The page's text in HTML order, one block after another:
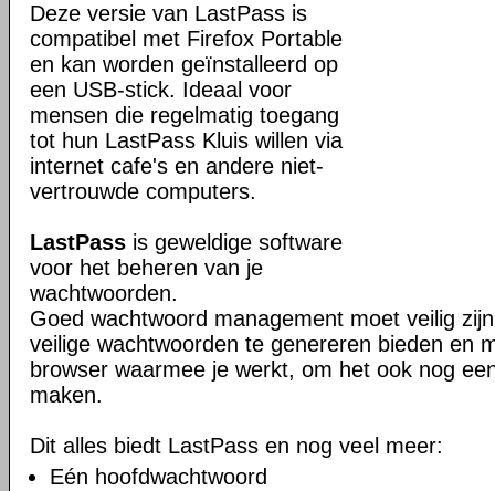
Deze versie van LastPass is
compatibel met Firefox Portable
en kan worden geïnstalleerd op
een USB-stick. Ideaal voor
mensen die regelmatig toegang
tot hun LastPass Kluis willen via
internet cafe's en andere niet-
vertrouwde computers.
LastPass is geweldige software
voor het beheren van je
wachtwoorden.
Goed wachtwoord management moet veilig
veilige wachtwoorden te genereren bieden en
browser waarmee je werkt, om het ook nog
maken.
Dit alles biedt LastPass en nog veel meer:
Eén hoofdwachtwoord